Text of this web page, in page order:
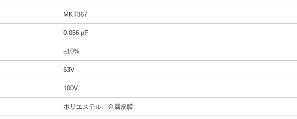
MKT367
0.056 µF
±10%
63V
100V
ポリエステル、金属皮膜